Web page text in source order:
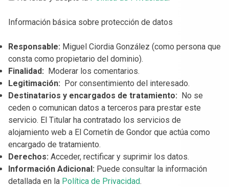
Información básica sobre protección de datos
Responsable: Miguel Ciordia González (como persona que
consta como propietario del dominio).
Finalidad: Moderar los comentarios.
Legitimación: Por consentimiento del interesado.
Destinatarios y encargados de tratamiento: No se
ceden o comunican datos a terceros para prestar este
servicio. El Titular ha contratado los servicios de
alojamiento web a El Cornetín de Gondor que actúa como
encargado de tratamiento.
Derechos: Acceder, rectificar y suprimir los datos.
Información Adicional: Puede consultar la información
detallada en la Política de Privacidad.